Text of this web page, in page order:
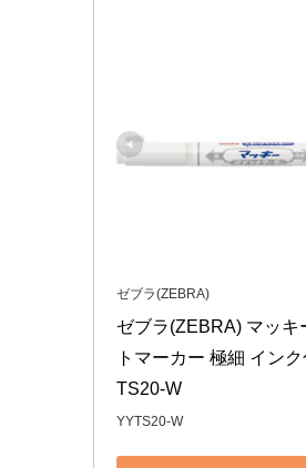
ゼブラ(ZEBRA)
ゼブラ(ZEBRA) マッキ
トマーカー 極細 イン
TS20-W
YYTS20-W